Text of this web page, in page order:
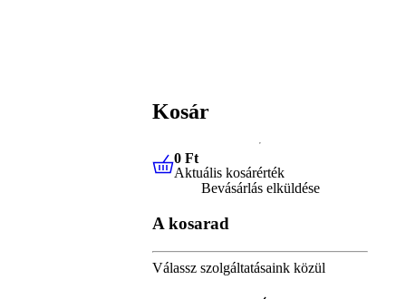
Kosár
0 FtAktuális kosárérték
0 Ft
Aktuális kosárérték
Bevásárlás elküldése
A kosarad
Válassz szolgáltatásaink közül